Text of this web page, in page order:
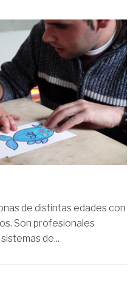
de distintas edades con
Son profesionales
de...